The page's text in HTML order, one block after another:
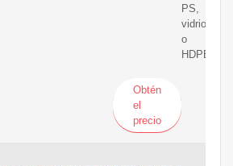
PS,
vidrio
o
HDPE
Obtén
el
precio